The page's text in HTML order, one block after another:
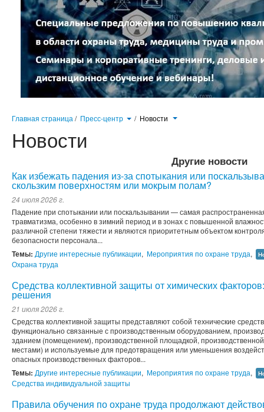
Главная страница / Пресс-центр / Новости
Новости
Другие новости
Как избежать падения из-за спотыкания или
скользким поверхностям или мокрым полам?
24 июля 2026 г.
Падение при спотыкании или поскальзывании — самая
травматизма, особенно в зимний период и в зонах с повышенной
различной степени тяжести и являются приоритетным объектом
безопасности персонала...
Темы: Другие интересные публикации, Мероприятия по охране труда,
Охрана труда
Средства коллективной защиты от химических
решения
21 июля 2026 г.
Средства коллективной защиты представляют собой технические
функционально связанные с производственным оборудованием,
зданием (помещением), производственной площадкой,
местами) и используемые для предотвращения или уменьшения
опасных производственных факторов...
Темы: Другие интересные публикации, Мероприятия по охране труда,
Средства индивидуальной защиты
Правила обучения по охране труда продолжают